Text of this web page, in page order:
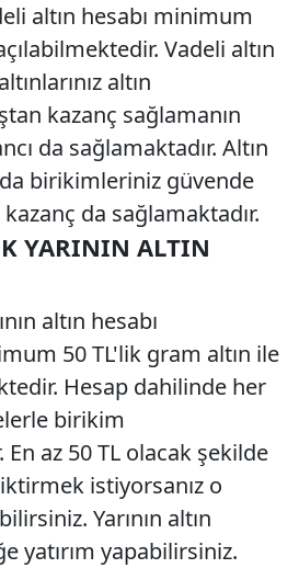
altın hesabı minimum
Vadeli altın
altın
kazanç sağlamanın
da sağlamaktadır. Altın
birikimleriniz güvende
kazanç da sağlamaktadır.
YARININ ALTIN
altın hesabı
50 TL'lik gram altın ile
Hesap dahilinde her
birikim
az 50 TL olacak şekilde
istiyorsanız o
Yarının altın
yatırım yapabilirsiniz.